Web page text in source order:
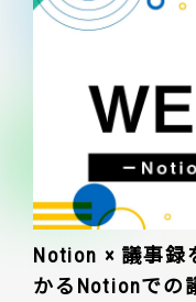
Notion × 議事録
かるNotionでの